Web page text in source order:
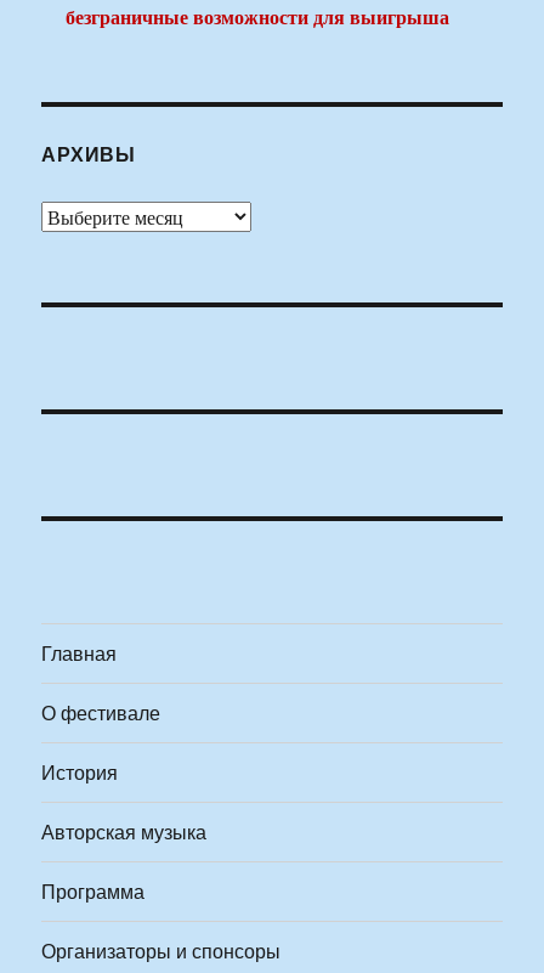
безграничные возможности для выигрыша
АРХИВЫ
Архивы
Главная
О фестивале
История
Авторская музыка
Программа
Организаторы и спонсоры